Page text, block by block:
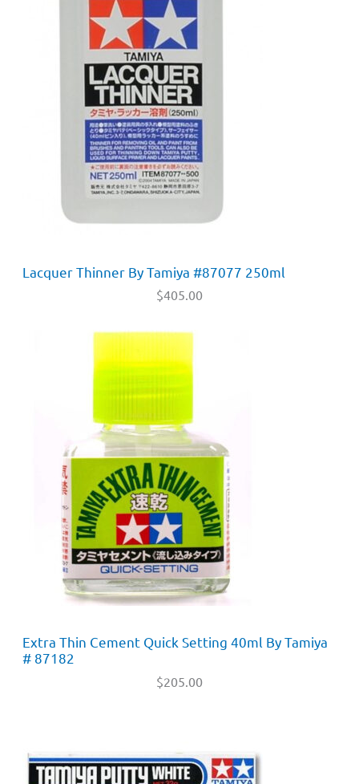
Lacquer Thinner By Tamiya #87077 250ml
$405.00
Extra Thin Cement Quick Setting 40ml By Tamiya
# 87182
$205.00